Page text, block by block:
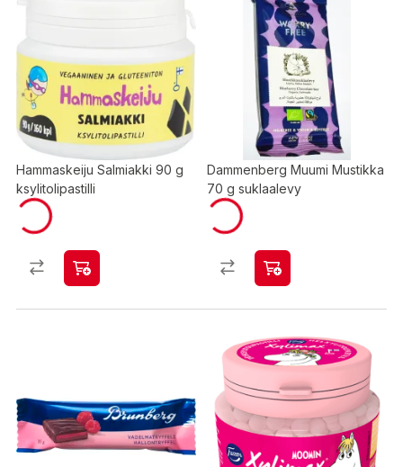
Hammaskeiju Salmiakki 90 g
ksylitolipastilli
Dammenberg Muumi Mustikka
70 g suklaalevy